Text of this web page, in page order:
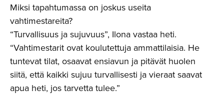
Miksi tapahtumassa on joskus useita
vahtimestareita?
“Turvallisuus ja sujuvuus”, Ilona vastaa heti.
“Vahtimestarit ovat koulutettuja ammattilaisia. He
tuntevat tilat, osaavat ensiavun ja pitävät huolen
siitä, että kaikki sujuu turvallisesti ja vieraat saavat
apua heti, jos tarvetta tulee.”